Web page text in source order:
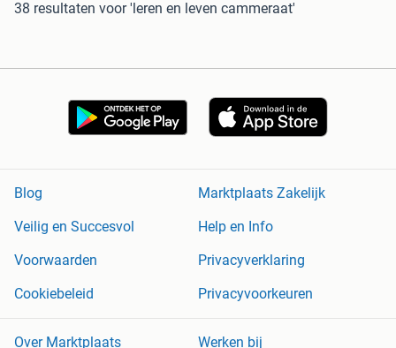
38 resultaten voor 'leren en leven cammeraat'
Blog
Marktplaats Zakelijk
Veilig en Succesvol
Help en Info
Voorwaarden
Privacyverklaring
Cookiebeleid
Privacyvoorkeuren
Over Marktplaats Werken bij